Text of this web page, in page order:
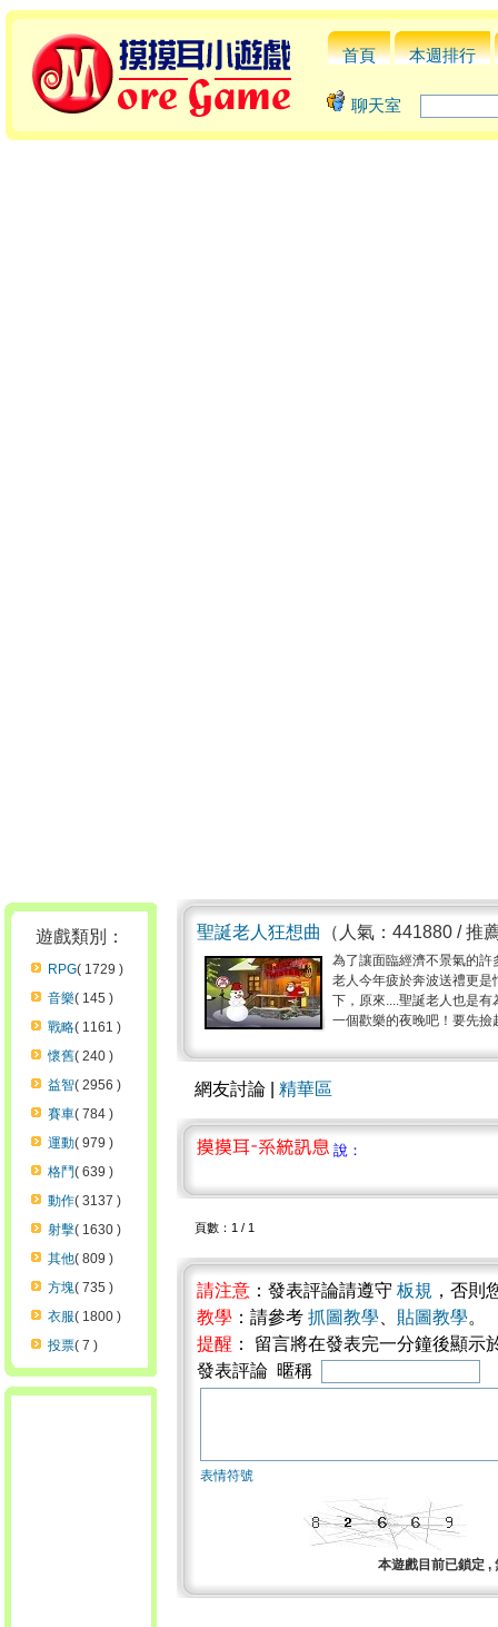
首頁 本週排行
聊天室
遊戲類別：
RPG( 1729 )
音樂( 145 )
戰略( 1161 )
懷舊( 240 )
益智( 2956 )
賽車( 784 )
運動( 979 )
格鬥( 639 )
動作( 3137 )
射擊( 1630 )
其他( 809 )
方塊( 735 )
衣服( 1800 )
投票( 7 )
聖誕老人狂想曲 （人氣：441880 / 推
為了讓面臨經濟不景氣的
老人今年疲於奔波送禮更
下，原來....聖誕老人也是
一個歡樂的夜晚吧！要先撿
網友討論 | 精華區
說：
頁數：1 / 1
請注意 ：發表評論請遵守 板規 ，否則
教學 ：請參考 抓圖教學 貼圖教學。
提醒 ： 留言將在發表完一分鐘後顯
發表評論 暱稱
表情符號
本遊戲目前已鎖定 ,